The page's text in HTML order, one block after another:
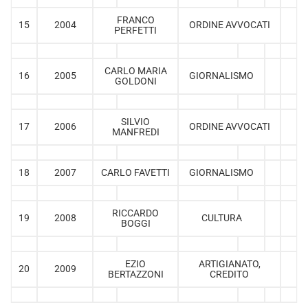
15 2004
FRANCO
PERFETTI
ORDINE AVVOCATI
16 2005
CARLO MARIA
GOLDONI
GIORNALISMO
17 2006
SILVIO
MANFREDI
ORDINE AVVOCATI
18 2007 CARLO FAVETTI GIORNALISMO
19 2008
RICCARDO
BOGGI
CULTURA
20 2009
EZIO
BERTAZZONI
ARTIGIANATO,
CREDITO